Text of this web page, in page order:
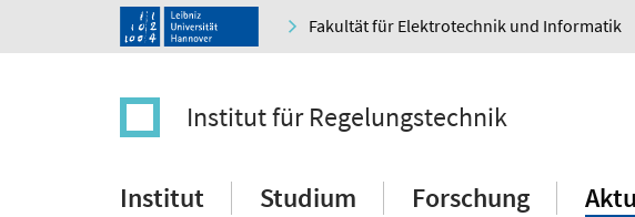
Fakultät für Elektrotechnik und Informatik
Institut für Regelungstechnik
Institut Studium Forschung